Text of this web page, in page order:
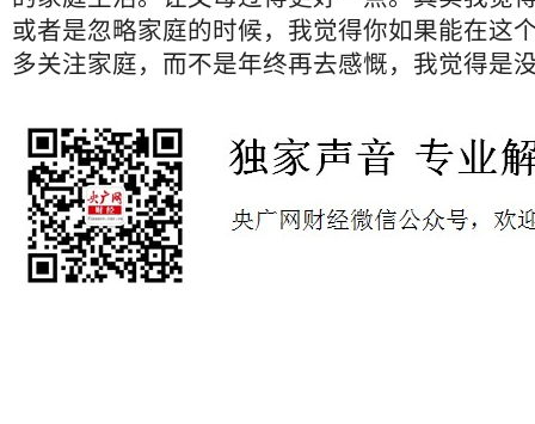
或者是忽略家庭的时候，我觉得你如果能在这
多关注家庭，而不是年终再去感慨，我觉得是